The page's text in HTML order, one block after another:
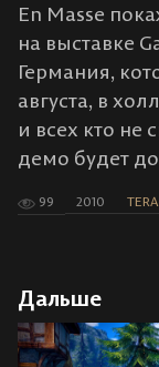
En Masse
на выставке
Германия,
августа, в
и всех кто не
демо будет
99 2010 TERA
Дальше